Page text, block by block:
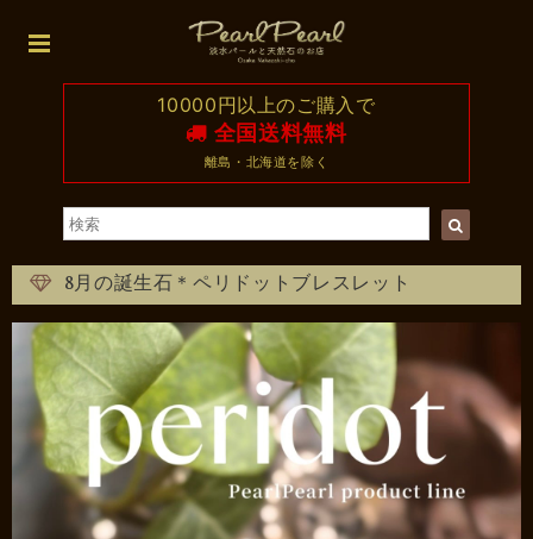
10000円以上のご購入で
全国送料無料
離島・北海道を除く
8月の誕生石＊ペリドットブレスレット